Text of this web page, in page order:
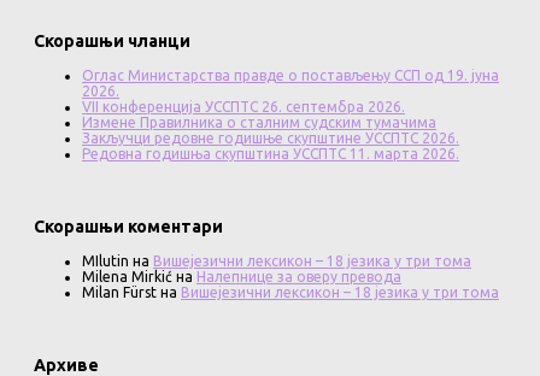
Скорашњи чланци
Оглас Министарства правде о постављењу ССП од 19. јуна
2026.
VII конференција УССПТС 26. септембра 2026.
Измене Правилника о сталним судским тумачима
Закључци редовне годишње скупштине УССПТС 2026.
Редовна годишња скупштина УССПТС 11. марта 2026.
Скорашњи коментари
MIlutin на Вишејезични лексикон – 18 језика у три тома
Milena Mirkić на Налепнице за оверу превода
Milan Fürst на Вишејезични лексикон – 18 језика у три тома
Архиве